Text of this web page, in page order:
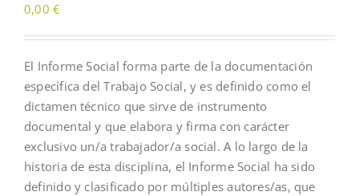
0,00€
El Informe Social forma parte de la documentación
específica del Trabajo Social, y es definido como el
dictamen técnico que sirve de instrumento
documental y que elabora y firma con carácter
exclusivo un/a trabajador/a social. A lo largo de la
historia de esta disciplina, el Informe Social ha sido
definido y clasificado por múltiples autores/as, que